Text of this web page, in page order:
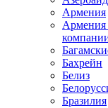
Армения
Армения
Бахрейн
Белиз
Бразилия